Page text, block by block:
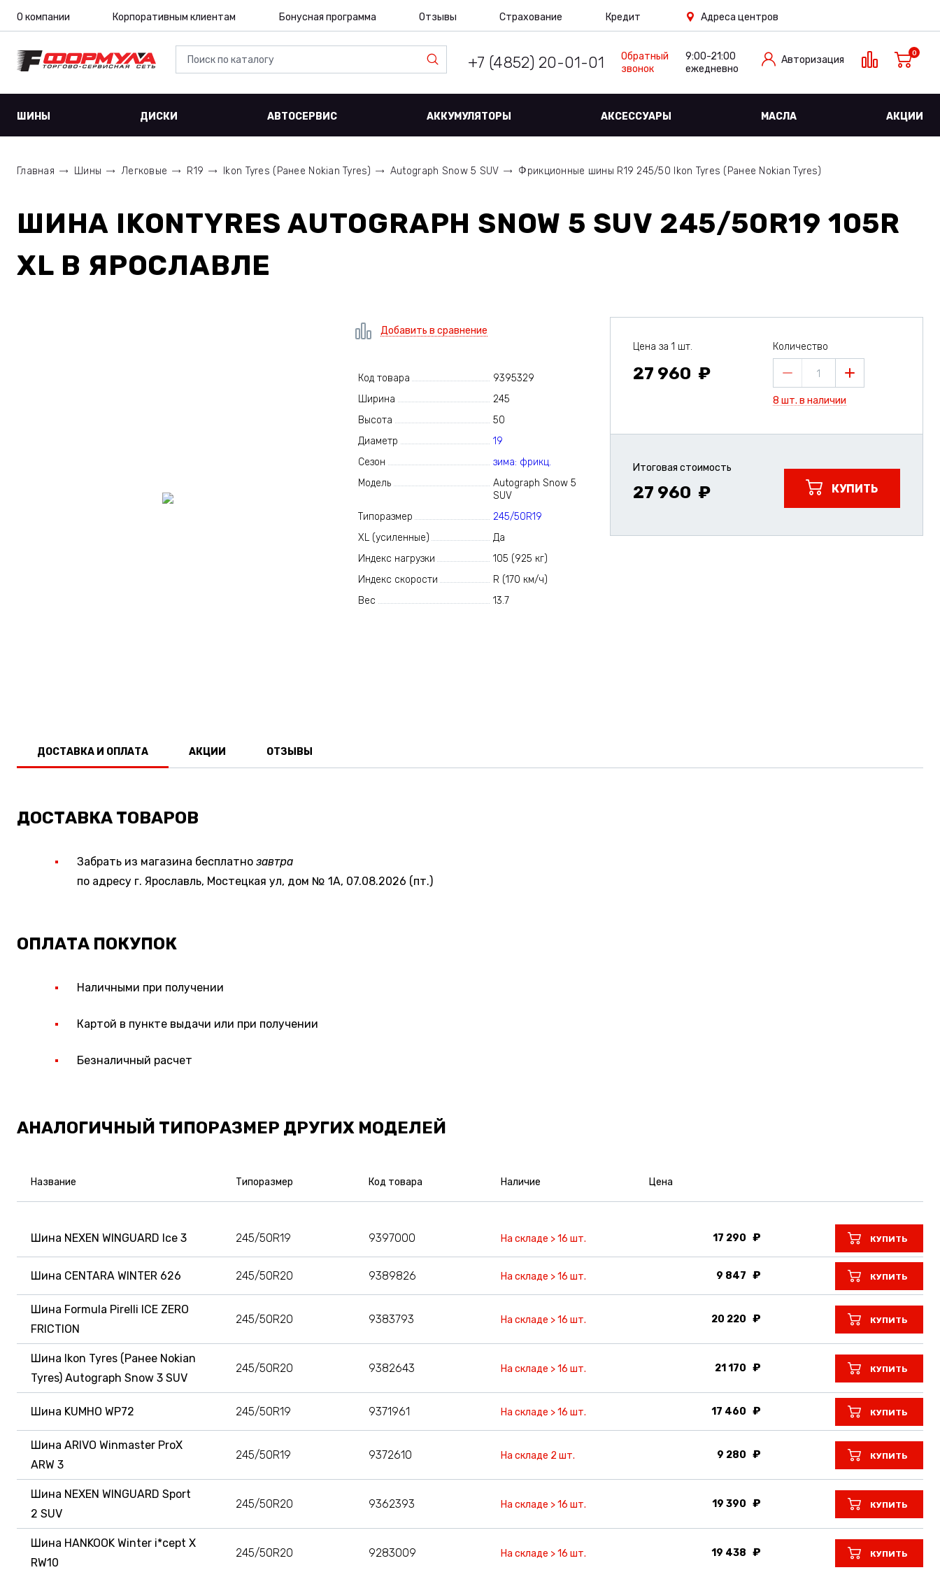
О компании Корпоративным клиентам Бонусная программа Отзывы Страхование Кредит Адреса центров
+7 (4852) 20-01-01
Обратный
звонок
9:00-21:00
ежедневно
Авторизация
0
ШИНЫ ДИСКИ АВТОСЕРВИС АККУМУЛЯТОРЫ АКСЕССУАРЫ МАСЛА АКЦИИ
Главная Шины Легковые R19 Ikon Tyres (Ранее Nokian Tyres) Autograph Snow 5 SUV Фрикционные шины R19 245/50 Ikon Tyres (Ранее Nokian Tyres)
ШИНА IKONTYRES AUTOGRAPH SNOW 5 SUV 245/50R19 105R
XL В ЯРОСЛАВЛЕ
Добавить в сравнение
Код товара
9395329
Ширина
245
Высота
50
Диаметр
19
Сезон
зима: фрикц.
Модель
Autograph Snow 5
SUV
Типоразмер
245/50R19
XL (усиленные)
Да
Индекс нагрузки
105 (925 кг)
Индекс скорости
R (170 км/ч)
Вес
13.7
Цена за 1 шт.
27 960
Количество
1
8 шт. в наличии
Итоговая стоимость
27 960 КУПИТЬ
ДОСТАВКА И ОПЛАТА АКЦИИ ОТЗЫВЫ
ДОСТАВКА ТОВАРОВ
Забрать из магазина бесплатно завтра
по адресу г. Ярославль, Мостецкая ул, дом № 1А, 07.08.2026 (пт.)
ОПЛАТА ПОКУПОК
Наличными при получении
Картой в пункте выдачи или при получении
Безналичный расчет
АНАЛОГИЧНЫЙ ТИПОРАЗМЕР ДРУГИХ МОДЕЛЕЙ
Название Типоразмер Код товара Наличие Цена
Шина NEXEN WINGUARD Ice 3 245/50R19 9397000 На складе > 16 шт. 17 290 КУПИТЬ
Шина CENTARA WINTER 626 245/50R20 9389826 На складе > 16 шт. 9 847 КУПИТЬ
Шина Formula Pirelli ICE ZERO
FRICTION
245/50R20 9383793 На складе > 16 шт. 20 220 КУПИТЬ
Шина Ikon Tyres (Ранее Nokian
Tyres) Autograph Snow 3 SUV
245/50R20 9382643 На складе > 16 шт. 21 170 КУПИТЬ
Шина KUMHO WP72 245/50R19 9371961 На складе > 16 шт. 17 460 КУПИТЬ
Шина ARIVO Winmaster ProX
ARW 3
245/50R19 9372610 На складе 2 шт. 9 280 КУПИТЬ
Шина NEXEN WINGUARD Sport
2 SUV
245/50R20 9362393 На складе > 16 шт. 19 390 КУПИТЬ
Шина HANKOOK Winter i*cept X
RW10
245/50R20 9283009 На складе > 16 шт. 19 438 КУПИТЬ